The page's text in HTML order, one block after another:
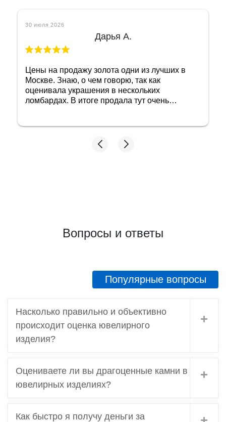
30 июля 2026
Дарья А.
Цены на продажу золота одни из лучших в
Москве. Знаю, о чем говорю, так как
оценивала украшения в нескольких
ломбардах. В итоге продала тут очень
Вопросы и ответы
Популярные вопросы
Насколько правильно и объективно
происходит оценка ювелирного
изделия?
Оцениваете ли вы драгоценные камни в
ювелирных изделиях?
Как быстро я получу деньги за